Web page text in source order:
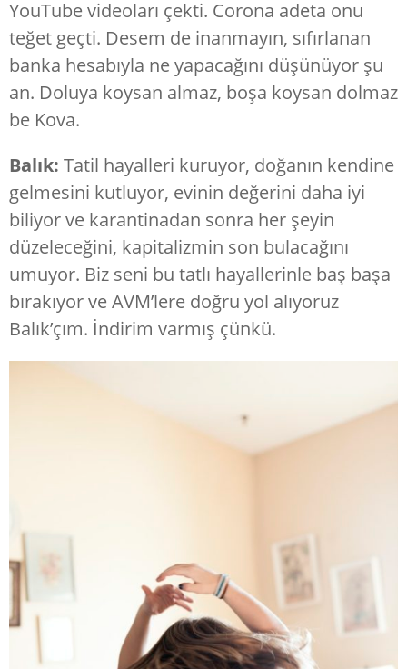
YouTube videoları çekti. Corona adeta onu
teğet geçti. Desem de inanmayın, sıfırlanan
banka hesabıyla ne yapacağını düşünüyor şu
an. Doluya koysan almaz, boşa koysan dolmaz
be Kova.
Balık: Tatil hayalleri kuruyor, doğanın kendine
gelmesini kutluyor, evinin değerini daha iyi
biliyor ve karantinadan sonra her şeyin
düzeleceğini, kapitalizmin son bulacağını
umuyor. Biz seni bu tatlı hayallerinle baş başa
bırakıyor ve AVM’lere doğru yol alıyoruz
Balık’çım. İndirim varmış çünkü.